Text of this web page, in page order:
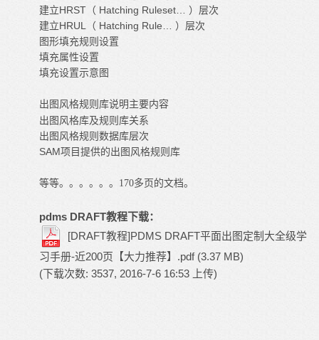
建立HRST（ Hatching Ruleset… ）层次
建立HRUL（ Hatching Rule… ）层次
图形填充规则设置
填充属性设置
填充设置示意图
出图风格规则库说明主要内容
出图风格库及规则库关系
出图风格规则数据库层次
SAM项目提供的出图风格规则库
等等。。。。。。170多页的文档。
pdms DRAFT教程下载：
[DRAFT教程]PDMS DRAFT平面出图定制大全级学
习手册-近200页【大力推荐】.pdf (3.37 MB)
(下载次数: 3537, 2016-7-6 16:53 上传)